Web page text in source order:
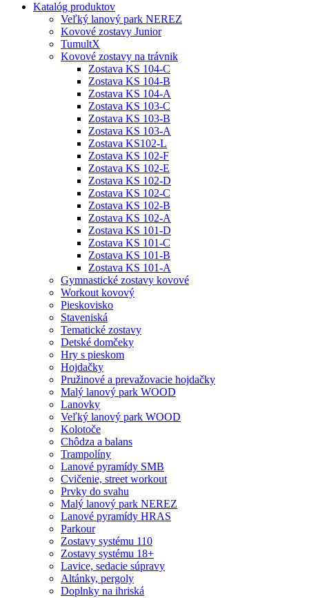
Katalóg produktov
Veľký lanový park NEREZ
Kovové zostavy Junior
TumultX
Kovové zostavy na trávnik
Zostava KS 104-C
Zostava KS 104-B
Zostava KS 104-A
Zostava KS 103-C
Zostava KS 103-B
Zostava KS 103-A
Zostava KS102-L
Zostava KS 102-F
Zostava KS 102-E
Zostava KS 102-D
Zostava KS 102-C
Zostava KS 102-B
Zostava KS 102-A
Zostava KS 101-D
Zostava KS 101-C
Zostava KS 101-B
Zostava KS 101-A
Gymnastické zostavy kovové
Workout kovový
Pieskovisko
Staveniská
Tematické zostavy
Detské domčeky
Hry s pieskom
Hojdačky
Pružinové a prevažovacie hojdačky
Malý lanový park WOOD
Lanovky
Veľký lanový park WOOD
Kolotoče
Chôdza a balans
Trampolíny
Lanové pyramídy SMB
Cvičenie, street workout
Prvky do svahu
Malý lanový park NEREZ
Lanové pyramídy HRAS
Parkour
Zostavy systému 110
Zostavy systému 18+
Lavice, sedacie súpravy
Altánky, pergoly
Doplnky na ihriská